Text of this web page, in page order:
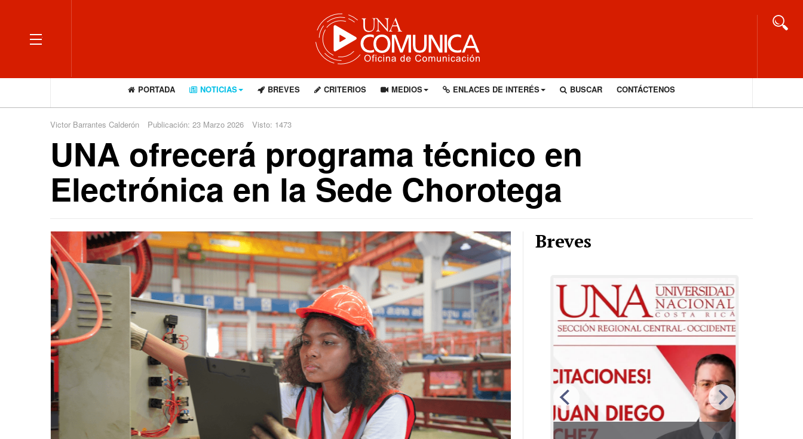
OFF CANVAS
PORTADA NOTICIAS BREVES CRITERIOS MEDIOS ENLACES DE INTERÉS BUSCAR CONTÁCTENOS
Victor Barrantes Calderón Publicación: 23 Marzo 2026 Visto: 1473
UNA ofrecerá programa técnico en
Electrónica en la Sede Chorotega
Breves